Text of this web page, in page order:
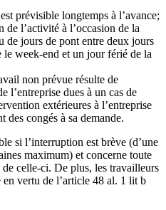
prévisible longtemps à l’avance;
de l’activité à l’occasion de la
de jours de pont entre deux jours
le week-end et un jour férié de la
non prévue résulte de
l’entreprise dues à un cas de
extérieures à l’entreprise
congés à sa demande.
si l’interruption est brève (d’une
maximum) et concerne toute
de celle-ci. De plus, les travailleurs
vertu de l’article 48 al. 1 lit b